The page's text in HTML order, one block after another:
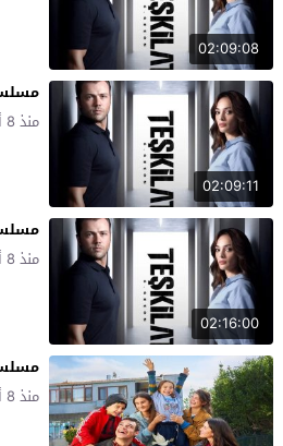
02:09:08
02:09:11
منذ 8 أشهر
02:16:00
منذ 8 أشهر
منذ 8 أشهر